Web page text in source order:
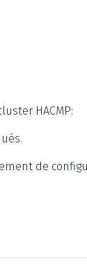
HACMP:
de